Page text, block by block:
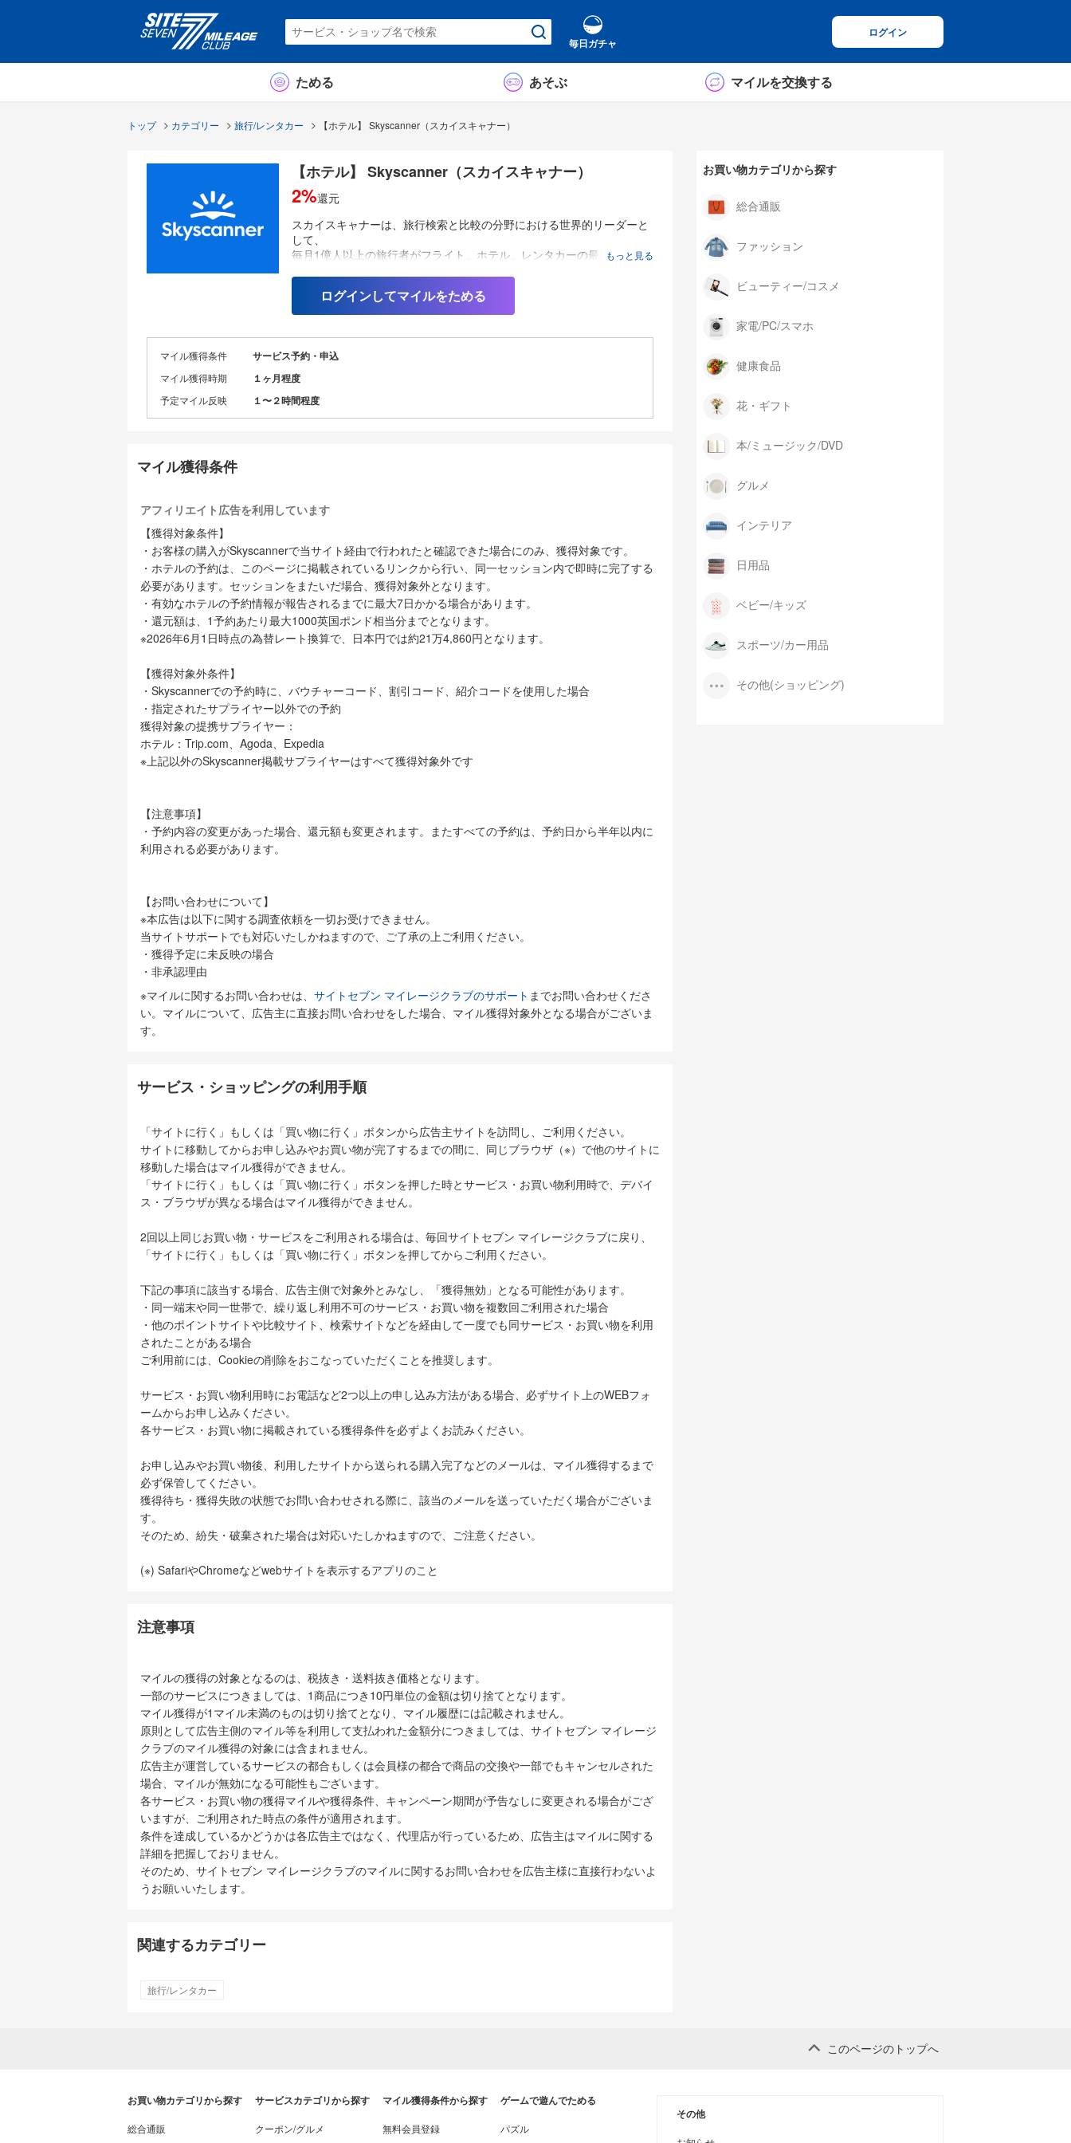
毎日ガチャ
ログイン
ためる あそぶ マイルを交換する
トップ カテゴリー 旅行/レンタカー 【ホテル】 Skyscanner（スカイスキャナー）
【ホテル】 Skyscanner（スカイスキャナー）
2%還元
スカイスキャナーは、旅行検索と比較の分野における世界的リーダーと
して、
毎月1億人以上の旅行者がフライト、ホテル、レンタカーの最適な料金
私たちの使命は、旅行の計画に伴う面倒やストレスを取り除き、誰もが
簡単かつ快適に世界を探求できるように支援することです。
もっと見る
ログインしてマイルをためる
マイル獲得条件 サービス予約・申込
マイル獲得時期 １ヶ月程度
予定マイル反映 １〜２時間程度
マイル獲得条件
アフィリエイト広告を利用しています
【獲得対象条件】
・お客様の購入がSkyscannerで当サイト経由で行われたと確認できた場合にのみ、獲得対象です。
・ホテルの予約は、このページに掲載されているリンクから行い、同一セッション内で即時に完了する
必要があります。セッションをまたいだ場合、獲得対象外となります。
・有効なホテルの予約情報が報告されるまでに最大7日かかる場合があります。
・還元額は、1予約あたり最大1000英国ポンド相当分までとなります。
※2026年6月1日時点の為替レート換算で、日本円では約21万4,860円となります。
【獲得対象外条件】
・Skyscannerでの予約時に、バウチャーコード、割引コード、紹介コードを使用した場合
・指定されたサプライヤー以外での予約
獲得対象の提携サプライヤー：
ホテル：Trip.com、Agoda、Expedia
※上記以外のSkyscanner掲載サプライヤーはすべて獲得対象外です
【注意事項】
・予約内容の変更があった場合、還元額も変更されます。またすべての予約は、予約日から半年以内に
利用される必要があります。
【お問い合わせについて】
※本広告は以下に関する調査依頼を一切お受けできません。
当サイトサポートでも対応いたしかねますので、ご了承の上ご利用ください。
・獲得予定に未反映の場合
・非承認理由
※マイルに関するお問い合わせは、 サイトセブン マイレージクラブのサポート までお問い合わせくださ
い。マイルについて、広告主に直接お問い合わせをした場合、マイル獲得対象外となる場合がございま
す。
サービス・ショッピングの利用手順
「サイトに行く」もしくは「買い物に行く」ボタンから広告主サイトを訪問し、ご利用ください。
サイトに移動してからお申し込みやお買い物が完了するまでの間に、同じブラウザ（※）で他のサイトに
移動した場合はマイル獲得ができません。
「サイトに行く」もしくは「買い物に行く」ボタンを押した時とサービス・お買い物利用時で、デバイ
ス・ブラウザが異なる場合はマイル獲得ができません。
2回以上同じお買い物・サービスをご利用される場合は、毎回サイトセブン マイレージクラブに戻り、
「サイトに行く」もしくは「買い物に行く」ボタンを押してからご利用ください。
下記の事項に該当する場合、広告主側で対象外とみなし、「獲得無効」となる可能性があります。
・同一端末や同一世帯で、繰り返し利用不可のサービス・お買い物を複数回ご利用された場合
・他のポイントサイトや比較サイト、検索サイトなどを経由して一度でも同サービス・お買い物を利用
されたことがある場合
ご利用前には、Cookieの削除をおこなっていただくことを推奨します。
サービス・お買い物利用時にお電話など2つ以上の申し込み方法がある場合、必ずサイト上のWEBフォ
ームからお申し込みください。
各サービス・お買い物に掲載されている獲得条件を必ずよくお読みください。
お申し込みやお買い物後、利用したサイトから送られる購入完了などのメールは、マイル獲得するまで
必ず保管してください。
獲得待ち・獲得失敗の状態でお問い合わせされる際に、該当のメールを送っていただく場合がございま
す。
そのため、紛失・破棄された場合は対応いたしかねますので、ご注意ください。
(※) SafariやChromeなどwebサイトを表示するアプリのこと
注意事項
マイルの獲得の対象となるのは、税抜き・送料抜き価格となります。
一部のサービスにつきましては、1商品につき10円単位の金額は切り捨てとなります。
マイル獲得が1マイル未満のものは切り捨てとなり、マイル履歴には記載されません。
原則として広告主側のマイル等を利用して支払われた金額分につきましては、サイトセブン マイレージ
クラブのマイル獲得の対象には含まれません。
広告主が運営しているサービスの都合もしくは会員様の都合で商品の交換や一部でもキャンセルされた
場合、マイルが無効になる可能性もございます。
各サービス・お買い物の獲得マイルや獲得条件、キャンペーン期間が予告なしに変更される場合がござ
いますが、ご利用された時点の条件が適用されます。
条件を達成しているかどうかは各広告主ではなく、代理店が行っているため、広告主はマイルに関する
詳細を把握しておりません。
そのため、サイトセブン マイレージクラブのマイルに関するお問い合わせを広告主様に直接行わないよ
うお願いいたします。
関連するカテゴリー
旅行/レンタカー
お買い物カテゴリから探す
総合通販
ファッション
ビューティー/コスメ
家電/PC/スマホ
健康食品
花・ギフト
本/ミュージック/DVD
グルメ
インテリア
日用品
ベビー/キッズ
スポーツ/カー用品
その他(ショッピング)
このページのトップへ
お買い物カテゴリから探す
総合通販
サービスカテゴリから探す
クーポン/グルメ
マイル獲得条件から探す
無料会員登録
ゲームで遊んでためる
パズル
その他